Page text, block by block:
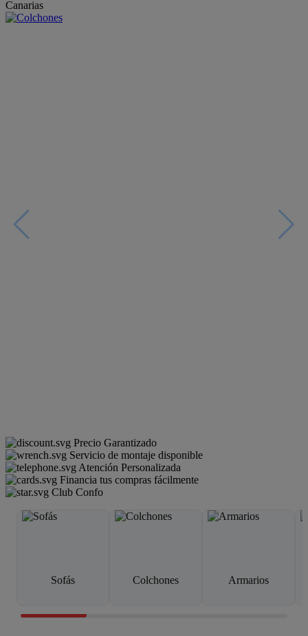
Canarias
Precio Garantizado
Servicio de montaje disponible
Atención Personalizada
Financia tus compras fácilmente
Club Confo
Sofás Colchones Armarios